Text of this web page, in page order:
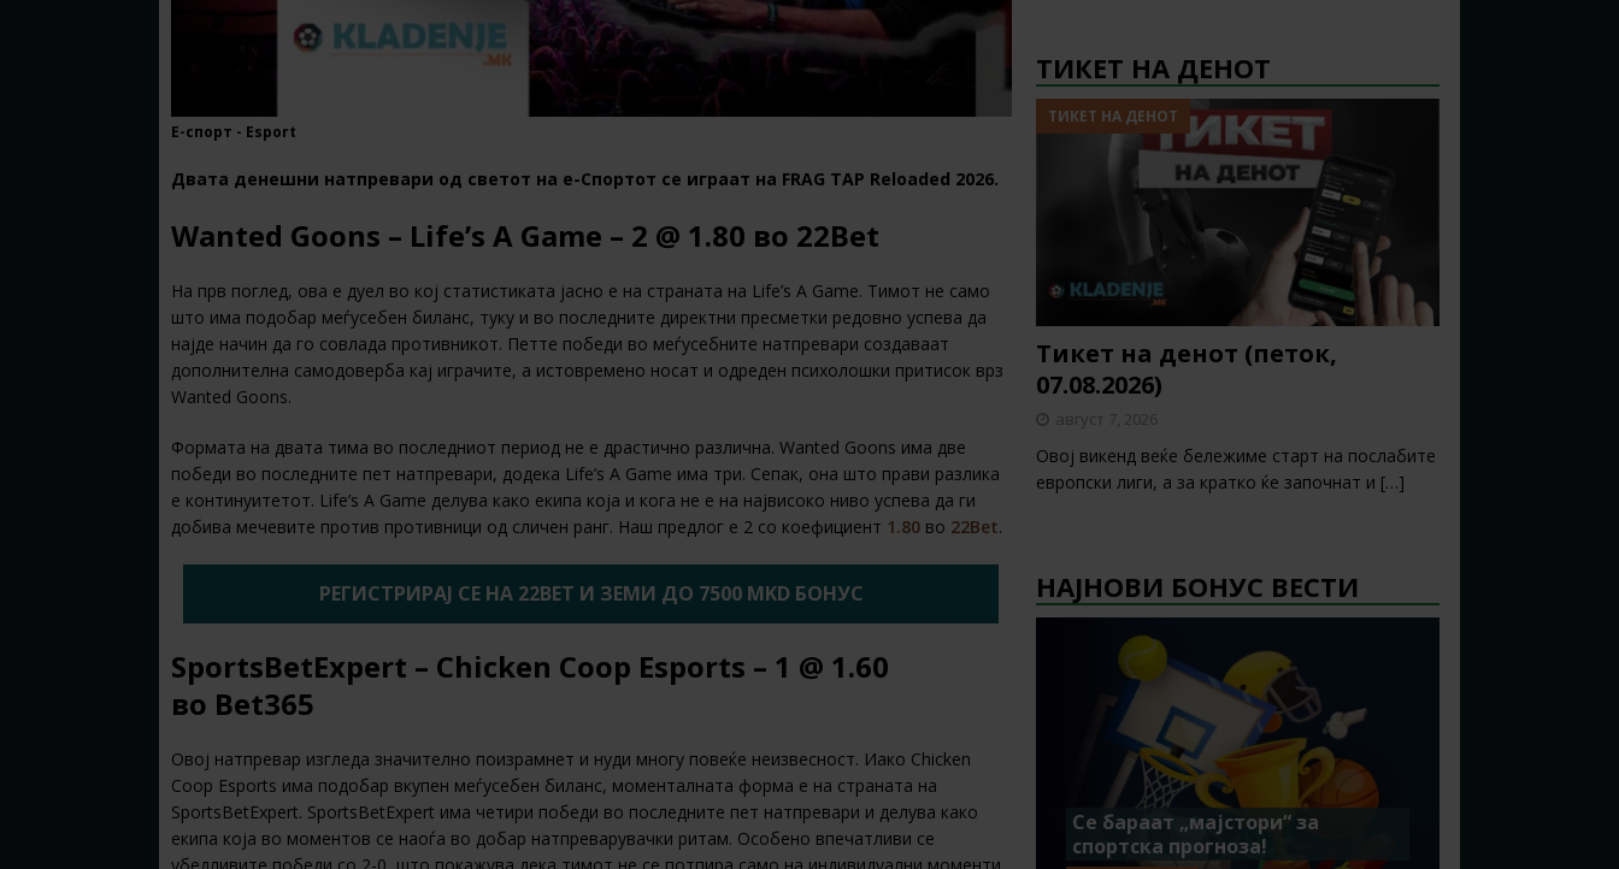
Е-спорт - Esport
Двата денешни натпревари од светот на е-Спортот се играат на FRAG TAP Reloaded 2026.
Wanted Goons – Life’s A Gamе – 2 @ 1.80 во 22Bet
На прв поглед, ова е дуел во кој статистиката јасно е на страната на Life’s A Game. Тимот не само
што има подобар меѓусебен биланс, туку и во последните директни пресметки редовно успева да
најде начин да го совлада противникот. Петте победи во меѓусебните натпревари создаваат
дополнителна самодоверба кај играчите, а истовремено носат и одреден психолошки притисок врз
Wanted Goons.
Формата на двата тима во последниот период не е драстично различна. Wanted Goons има две
победи во последните пет натпревари, додека Life’s A Game има три. Сепак, она што прави разлика
е континуитетот. Life’s A Game делува како екипа која и кога не е на највисоко ниво успева да ги
добива мечевите против противници од сличен ранг. Наш предлог е 2 со коефициент 1.80 во 22Bet.
РЕГИСТРИРАЈ СЕ НА 22BET И ЗЕМИ ДО 7500 MKD БОНУС
SportsBetExpert – Chicken Coop Esports – 1 @ 1.60
во Bet365
Овој натпревар изгледа значително поизрамнет и нуди многу повеќе неизвесност. Иако Chicken
Coop Esports има подобар вкупен меѓусебен биланс, моменталната форма е на страната на
SportsBetExpert. SportsBetExpert има четири победи во последните пет натпревари и делува како
екипа која во моментов се наоѓа во добар натпреварувачки ритам. Особено впечатливи се
ТИКЕТ НА ДЕНОТ
ТИКЕТ НА ДЕНОТ
Тикет на денот (петок,
07.08.2026)
август 7, 2026
Овој викенд веќе бележиме старт на послабите
европски лиги, а за кратко ќе започнат и […]
НАЈНОВИ БОНУС ВЕСТИ
Се бараат „мајстори“ за
спортска прогноза!